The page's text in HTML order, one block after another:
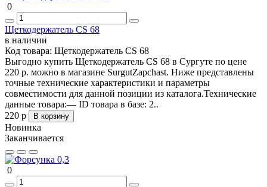
0
Щеткодержатель CS 68
в наличии
Код товара: Щеткодержатель CS 68
Выгодно купить Щеткодержатель CS 68 в Сургуте по цене
220 р. можно в магазине SurgutZapchast. Ниже представлены
точные технические характеристики и параметры
совместимости для данной позиции из каталога.Технические
данные товара:— ID товара в базе: 2..
220 р
В корзину
Новинка
Заканчивается
0